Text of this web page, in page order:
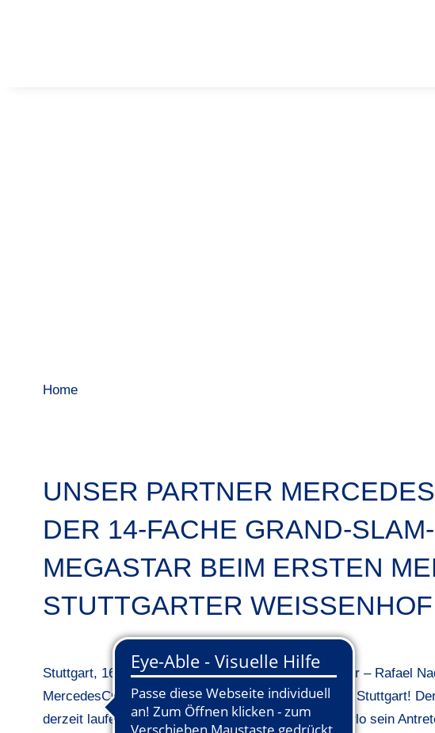
Home
UNSER PARTNER
DER 14-FACHE GRAND-
MEGASTAR BEIM ERSTEN
STUTTGARTER
Stuttgart, 16. April 2015.–Das ist der Tennis-Hammer – Rafael
MercedesCup
auf Rasen vom 6. bis 14. Juni 2015 in Stuttgart!
derzeit laufenden Masters-1000-Events in Monte Carlo sein